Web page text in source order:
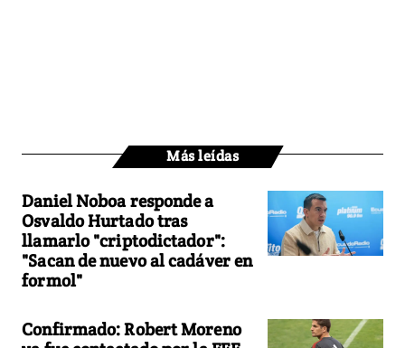
Más leídas
Daniel Noboa responde a
Osvaldo Hurtado tras
llamarlo "criptodictador":
"Sacan de nuevo al cadáver en
formol"
Confirmado: Robert Moreno